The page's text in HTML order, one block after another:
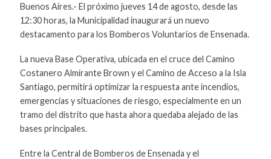
Buenos Aires.- El próximo jueves 14 de agosto, desde las
12:30 horas, la Municipalidad inaugurará un nuevo
destacamento para los Bomberos Voluntarios de Ensenada.
La nueva Base Operativa, ubicada en el cruce del Camino
Costanero Almirante Brown y el Camino de Acceso a la Isla
Santiago, permitirá optimizar la respuesta ante incendios,
emergencias y situaciones de riesgo, especialmente en un
tramo del distrito que hasta ahora quedaba alejado de las
bases principales.
Entre la Central de Bomberos de Ensenada y el